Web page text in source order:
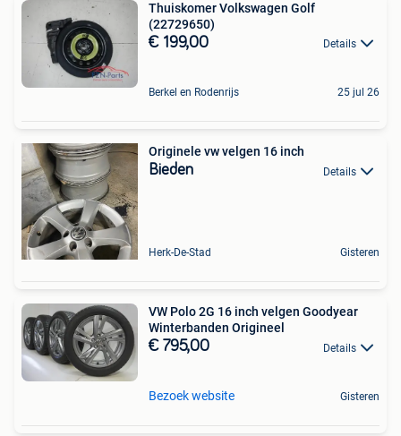
Thuiskomer Volkswagen Golf
(22729650)
€ 199,00 Details
Berkel en Rodenrijs 25 jul 26
Originele vw velgen 16 inch
Bieden Details
Herk-De-Stad Gisteren
VW Polo 2G 16 inch velgen Goodyear
Winterbanden Origineel
€ 795,00 Details
Bezoek website Gisteren